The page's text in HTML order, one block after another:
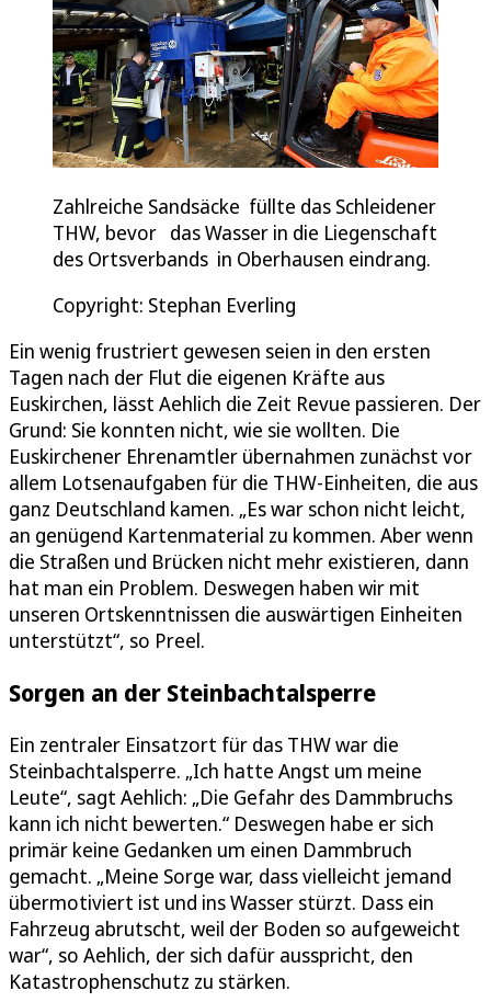
Zahlreiche Sandsäcke füllte das Schleidener
THW, bevor das Wasser in die Liegenschaft
des Ortsverbands in Oberhausen eindrang.
Copyright: Stephan Everling
Ein wenig frustriert gewesen seien in den ersten
Tagen nach der Flut die eigenen Kräfte aus
Euskirchen, lässt Aehlich die Zeit Revue passieren. Der
Grund: Sie konnten nicht, wie sie wollten. Die
Euskirchener Ehrenamtler übernahmen zunächst vor
allem Lotsenaufgaben für die THW-Einheiten, die aus
ganz Deutschland kamen. „Es war schon nicht leicht,
an genügend Kartenmaterial zu kommen. Aber wenn
die Straßen und Brücken nicht mehr existieren, dann
hat man ein Problem. Deswegen haben wir mit
unseren Ortskenntnissen die auswärtigen Einheiten
unterstützt“, so Preel.
Sorgen an der Steinbachtalsperre
Ein zentraler Einsatzort für das THW war die
Steinbachtalsperre. „Ich hatte Angst um meine
Leute“, sagt Aehlich: „Die Gefahr des Dammbruchs
kann ich nicht bewerten.“ Deswegen habe er sich
primär keine Gedanken um einen Dammbruch
gemacht. „Meine Sorge war, dass vielleicht jemand
übermotiviert ist und ins Wasser stürzt. Dass ein
Fahrzeug abrutscht, weil der Boden so aufgeweicht
war“, so Aehlich, der sich dafür ausspricht, den
Katastrophenschutz zu stärken.